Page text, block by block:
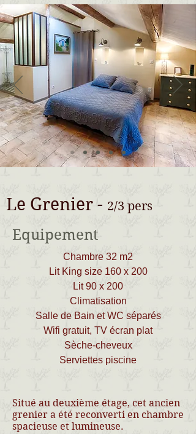
Le Grenier - 2/3 pers
Equipement
Chambre 32 m2
Lit King size 160 x 200
Lit 90 x 200
Climatisation
Salle de Bain et WC séparés
Wifi gratuit, TV écran plat
Sèche-cheveux
Serviettes piscine
Situé au deuxième étage, cet ancien
grenier a été reconverti en chambre
spacieuse et lumineuse.